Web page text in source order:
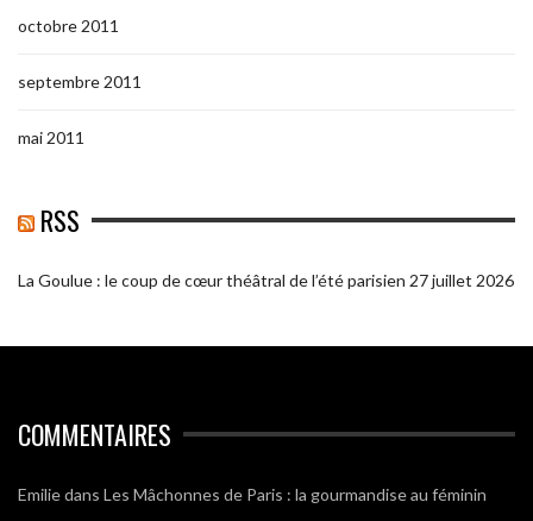
octobre 2011
septembre 2011
mai 2011
RSS
La Goulue : le coup de cœur théâtral de l’été parisien 27 juillet 2026
COMMENTAIRES
Emiliedans Les Mâchonnes de Paris : la gourmandise au féminin